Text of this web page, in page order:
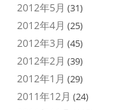
2012年5月 (31)
2012年4月 (25)
2012年3月 (45)
2012年2月 (39)
2012年1月 (29)
2011年12月 (24)